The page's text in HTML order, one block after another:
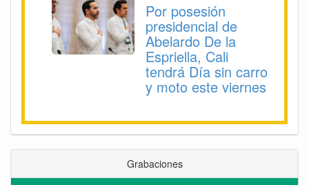
Por posesión
presidencial de
Abelardo De la
Espriella, Cali
tendrá Día sin carro
y moto este viernes
Grabaciones